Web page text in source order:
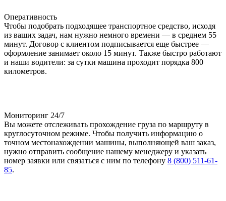
Оперативность
Чтобы подобрать подходящее транспортное средство, исходя
из ваших задач, нам нужно немного времени — в среднем 55
минут. Договор с клиентом подписывается еще быстрее —
оформление занимает около 15 минут. Также быстро работают
и наши водители: за сутки машина проходит порядка 800
километров.
Мониторинг 24/7
Вы можете отслеживать прохождение груза по маршруту в
круглосуточном режиме. Чтобы получить информацию о
точном местонахождении машины, выполняющей ваш заказ,
нужно отправить сообщение нашему менеджеру и указать
номер заявки или связаться с ним по телефону 8 (800) 511-61-
85.